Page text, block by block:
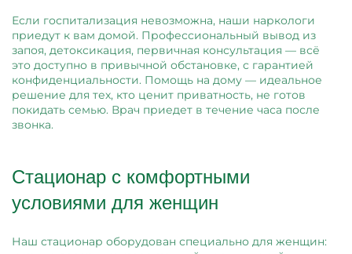
Если госпитализация невозможна, наши наркологи
приедут к вам домой. Профессиональный вывод из
запоя, детоксикация, первичная консультация — всё
это доступно в привычной обстановке, с гарантией
конфиденциальности. Помощь на дому — идеальное
решение для тех, кто ценит приватность, не готов
покидать семью. Врач приедет в течение часа после
звонка.
Стационар с комфортными
условиями для женщин
Наш стационар оборудован специально для женщин: